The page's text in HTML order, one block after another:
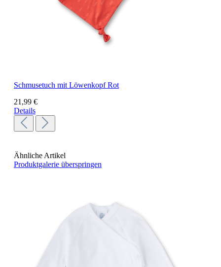
Schmusetuch mit Löwenkopf Rot
21,99 €
Details
Ähnliche Artikel
Produktgalerie überspringen